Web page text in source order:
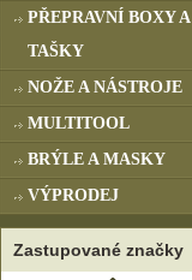
PŘEPRAVNÍ BOXY A
TAŠKY
NOŽE A NÁSTROJE
MULTITOOL
BRÝLE A MASKY
VÝPRODEJ
Zastupované značky